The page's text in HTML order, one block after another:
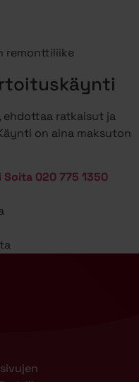
remonttiliike
ehdottaa ratkaisut ja
on aina maksuton
Soita 020 775 1350